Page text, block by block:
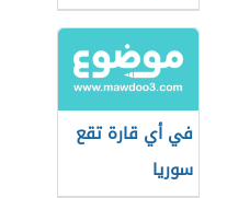
في أي قارة تقع
سوريا